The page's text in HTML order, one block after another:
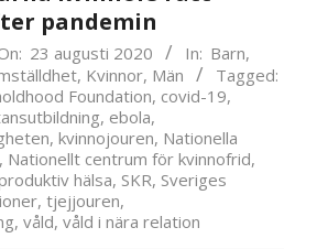
pandemin
23 augusti 2020 In: Barn,
, Kvinnor, Män
Tagged:
Foundation, covid-19,
, ebola,
, kvinnojouren, Nationella
, Nationellt centrum för kvinnofrid,
hälsa, SKR, Sveriges
, tjejjouren,
, våld, våld i nära relation